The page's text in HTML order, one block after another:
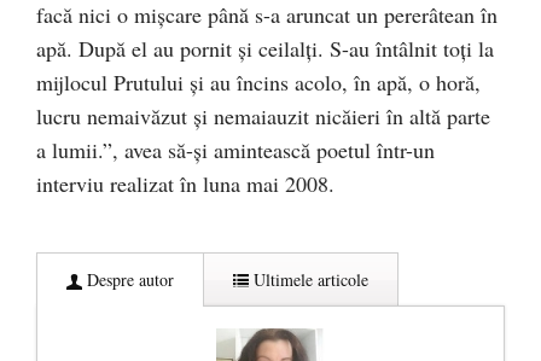
facă nici o mişcare până s-a aruncat un pererâtean în
apă. După el au pornit şi ceilalţi. S-au întâlnit toţi la
mijlocul Prutului şi au încins acolo, în apă, o horă,
lucru nemaivăzut şi nemaiauzit nicăieri în altă parte
a lumii.”, avea să-şi amintească poetul într-un
interviu realizat în luna mai 2008.
Despre autor Ultimele articole